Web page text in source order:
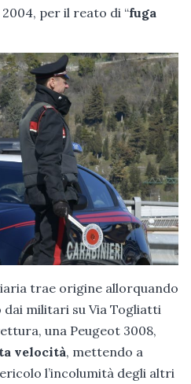
per il reato di “fuga
trae origine allorquando
militari su Via Togliatti
una Peugeot 3008,
velocità, mettendo a
l’incolumità degli altri